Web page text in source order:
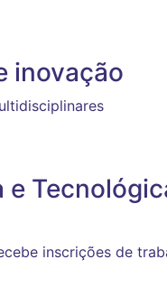
inovação
inscrições de